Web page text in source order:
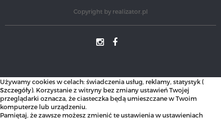
Copyright by realizator.pl
Używamy cookies w celach: świadczenia usług, reklamy, statystyk (
Szczegóły). Korzystanie z witryny bez zmiany ustawień Twojej
przeglądarki oznacza, że ciasteczka będą umieszczane w Twoim
komputerze lub urządzeniu.
Pamiętaj, że zawsze możesz zmienić te ustawienia w ustawieniach